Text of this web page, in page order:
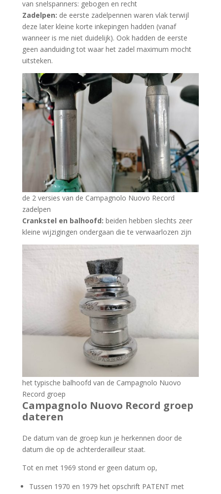
van snelspanners: gebogen en recht
Zadelpen: de eerste zadelpennen waren vlak terwijl
deze later kleine korte inkepingen hadden (vanaf
wanneer is me niet duidelijk). Ook hadden de eerste
geen aanduiding tot waar het zadel maximum mocht
uitsteken.
de 2 versies van de Campagnolo Nuovo Record
zadelpen
Crankstel en balhoofd: beiden hebben slechts zeer
kleine wijzigingen ondergaan die te verwaarlozen zijn
het typische balhoofd van de Campagnolo Nuovo
Record groep
Campagnolo Nuovo Record groep
dateren
De datum van de groep kun je herkennen door de
datum die op de achterderailleur staat.
Tot en met 1969 stond er geen datum op,
Tussen 1970 en 1979 het opschrift PATENT met